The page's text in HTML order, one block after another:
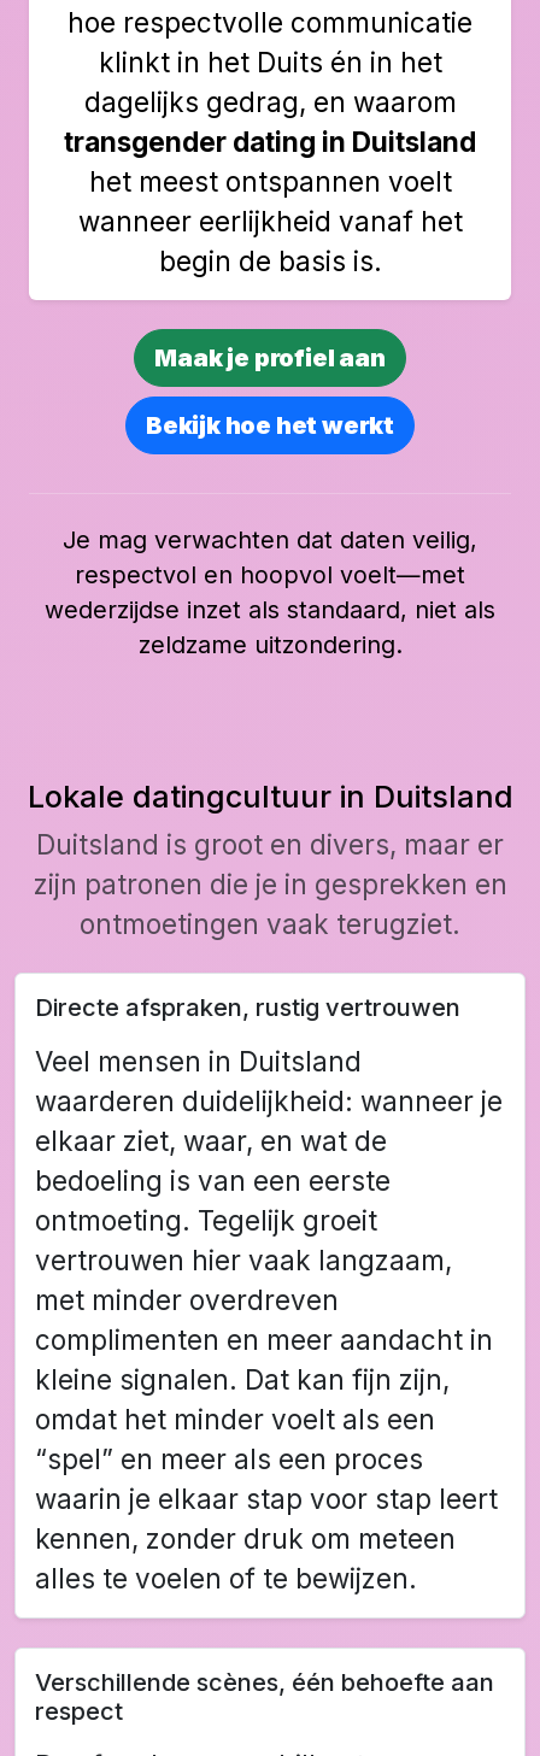
hoe respectvolle communicatie
klinkt in het Duits én in het
dagelijks gedrag, en waarom
transgender dating in Duitsland
het meest ontspannen voelt
wanneer eerlijkheid vanaf het
begin de basis is.
Maak je profiel aan
Bekijk hoe het werkt
Je mag verwachten dat daten veilig,
respectvol en hoopvol voelt—met
wederzijdse inzet als standaard, niet als
zeldzame uitzondering.
Lokale datingcultuur in Duitsland
Duitsland is groot en divers, maar er
zijn patronen die je in gesprekken en
ontmoetingen vaak terugziet.
Directe afspraken, rustig vertrouwen
Veel mensen in Duitsland
waarderen duidelijkheid: wanneer je
elkaar ziet, waar, en wat de
bedoeling is van een eerste
ontmoeting. Tegelijk groeit
vertrouwen hier vaak langzaam,
met minder overdreven
complimenten en meer aandacht in
kleine signalen. Dat kan fijn zijn,
omdat het minder voelt als een
“spel” en meer als een proces
waarin je elkaar stap voor stap leert
kennen, zonder druk om meteen
alles te voelen of te bewijzen.
Verschillende scènes, één behoefte aan
respect